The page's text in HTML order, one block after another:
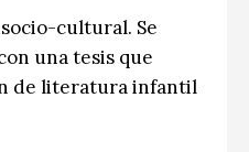
cultural. Se
una tesis que
de literatura infantil